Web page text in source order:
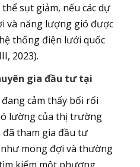
sụt giảm, nếu các dự
và năng lượng gió được
thống điện lưới quốc
2023).
gia đầu tư tại
cảm thấy bối rối
lường của thị trường
tham gia đầu tư
mong đợi và thường